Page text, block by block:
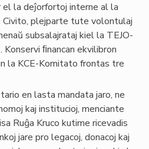
el la deĵorfortoj interne al la
Civito, plejparte tute volontulaj
subsalajrataj kiel la TEJO-
ﬁnancan ekvilibron
la KCE-Komitato frontas tre
en lasta mandata jaro, ne
kaj institucioj, menciante
Ruĝa Kruco kutime ricevadis
jare pro legacoj, donacoj kaj